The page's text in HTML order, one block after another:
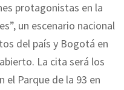
protagonistas en la
un escenario nacional
del país y Bogotá en
La cita será los
el Parque de la 93 en